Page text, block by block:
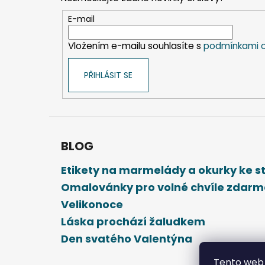
E-mail
Vložením e-mailu souhlasíte s podmínkami
PŘIHLÁSIT SE
BLOG
Etikety na marmelády a okurky ke
Omalovánky pro volné chvíle
Velikonoce
Láska prochází žaludkem
Den svatého Valentýna